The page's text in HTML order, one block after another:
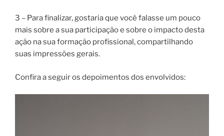
3 – Para finalizar, gostaria que você falasse um pouco
mais sobre a sua participação e sobre o impacto desta
ação na sua formação profissional, compartilhando
suas impressões gerais.
Confira a seguir os depoimentos dos envolvidos: